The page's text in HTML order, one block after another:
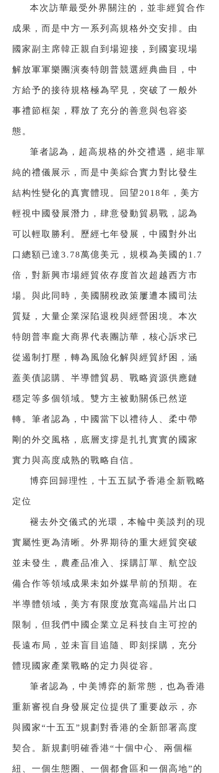
本次訪華最受外界關注的，並非經貿合作
成果，而是中方一系列高規格外交安排。由
國家副主席韓正親自到場迎接，到國宴現場
解放軍軍樂團演奏特朗普競選經典曲目，中
方給予的接待規格極為罕見，突破了一般外
事禮節框架，釋放了充分的善意與包容姿
態。
筆者認為，超高規格的外交禮遇，絕非單
純的禮儀展示，而是中美綜合實力對比發生
結构性變化的真實體現。回望2018年，美方
輕視中國發展潛力，肆意發動貿易戰，認為
可以輕取勝利。歷經七年發展，中國對外出
口總額已達3.78萬億美元，規模為美國的1.7
倍，對新興市場經貿依存度首次超越西方市
場。與此同時，美國關稅政策屢遭本國司法
質疑，大量企業深陷退稅與經營困境。本次
特朗普率龐大商界代表團訪華，核心訴求已
從遏制打壓，轉為風險化解與經貿紓困，涵
蓋美債認購、半導體貿易、戰略資源供應鏈
穩定等多個領域。雙方主被動關係已然逆
轉。筆者認為，中國當下以禮待人、柔中帶
剛的外交風格，底層支撐是扎扎實實的國家
實力與高度成熟的戰略自信。
博弈回歸理性，十五五賦予香港全新戰略
定位
褪去外交儀式的光環，本輪中美談判的現
實屬性更為清晰。外界期待的重大經貿突破
並未發生，農產品准入、採購訂單、航空設
備合作等領域成果未如外媒早前的預期。在
半導體領域，美方有限度放寬高端晶片出口
限制，但我們中國企業立足科技自主可控的
長遠布局，並未盲目追隨、即刻採購，充分
體現國家產業戰略的定力與從容。
筆者認為，中美博弈的新常態，也為香港
重新審視自身發展定位提供了重要啟示，亦
與國家“十五五”規劃對香港的全新部署高度
契合。新規劃明確香港“十個中心、兩個樞
紐、一個生態圈、一個都會區和一個高地”的